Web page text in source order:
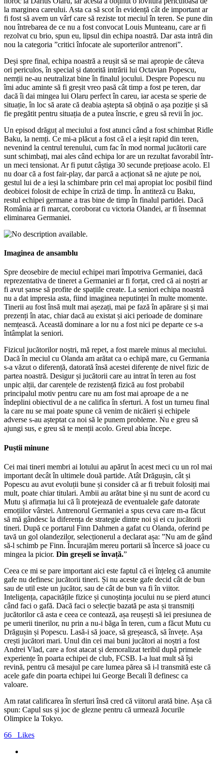
la marginea careului. Asta ca să scot în evidență cât de important ar
fi fost să avem un vârf care să reziste tot meciul în teren. Se pune din
nou întrebarea de ce nu a fost convocat Louis Munteanu, care ar fi
rezolvat cu brio, spun eu, lipsul din echipa noastră. Dar asta intră din
nou la categoria ”critici înfocate ale suporterilor antrenori”.
Deși spre final, echipa noastră a reușit să se mai apropie de câteva
ori periculos, în special și datorită intrării lui Octavian Popescu,
nemții ne-au neutralizat bine în finalul jocului. Despre Popescu nu
îmi aduc aminte să fi greșit vreo pasă cât timp a fost pe teren, dar
dacă îi dai mingea lui Olaru perfect în careu, iar acesta se sperie de
situație, în loc să arate că deabia aștepta să obțină o așa poziție și să
fie pregătit pentru situația de a putea înscrie, e greu să revii în joc.
Un episod drăguț al meciului a fost atunci când a fost schimbat Ridle
Baku, la nemți. Ce mi-a plăcut a fost că el a ieșit rapid din teren,
nevenind la centrul terenului, cum fac în mod normal jucătorii care
sunt schimbați, mai ales când echipa lor are un rezultat favorabil într-
un meci tensionat. Ar fi putut câștiga 30 secunde prețioase acolo. El
nu doar că a fost fair-play, dar parcă a acționat să ne ajute pe noi,
gestul lui de a ieși la schimbare prin cel mai apropiat loc posibil fiind
deobicei folosit de echipe în criză de timp. În antiteză cu Baku,
restul echipei germane a tras bine de timp în finalul partidei. Dacă
România ar fi marcat, coroborat cu victoria Olandei, ar fi însemnat
eliminarea Germaniei.
Imaginea de ansamblu
Spre deosebire de meciul echipei mari împotriva Germaniei, dacă
reprezentativa de tineret a Germaniei ar fi forțat, cred că ai noștri ar
fi avut șanse să profite de spațiile create. La seniori echipa noastră
nu a dat impresia asta, fiind imaginea neputinței în multe momente.
Tinerii au fost însă mult mai așezați, mai pe fază în apărare și și mai
prezenți în atac, chiar dacă au existat și aici perioade de dominare
nemțească. Această dominare a lor nu a fost nici pe departe ce s-a
întâmplat la seniori.
Fizicul jucătorilor noștri, mă repet, a fost marele minus al meciului.
Dacă în meciul cu Olanda am arătat ca o echipă mare, cu Germania
s-a văzut o diferență, datorată însă acestei diferențe de nivel fizic de
partea noastră. Desigur și jucătorii care au intrat în teren au fost
unpic alții, dar carențele de rezistență fizică au fost probabil
principalul motiv pentru care nu am fost mai aproape de a ne
îndeplini obiectivul de a ne califica în sferturi. A fost un turneu final
la care nu se mai poate spune că venim de nicăieri și echipele
adverse s-au așteptat ca noi să le punem probleme. Nu e greu să
ajungi sus, e greu să te menții acolo. Greul abia începe.
Puștii minune
Cei mai tineri membri ai lotului au apărut în acest meci cu un rol mai
important decât în ultimele două partide. Atât Drăgușin, cât și
Popescu au avut evoluții bune și consider că ar fi trebuit folosiți mai
mult, poate chiar titulari. Ambii au arătat bine și nu sunt de acord cu
Mutu și afirmația lui că îi protejează de eventualele gafe datorate
emoțiilor vârstei. Antrenorul Germaniei a spus ceva care m-a făcut
să mă gândesc la diferența de strategie dintre noi și ei cu jucătorii
tineri. După ce portarul Finn Dahmen a gafat cu Olanda, oferind pe
tavă un gol olandezilor, selecționerul a declarat așa: ”Nu am de gând
să-l schimb pe Finn. Încurajăm mereu portarii să încerce să joace cu
mingea la picior. Din greșeli se învață.”
Ceea ce mi se pare important aici este faptul că ei înțeleg că anumite
gafe nu definesc jucătorii tineri. Și nu aceste gafe decid cât de bun
sau de util este un jucător, sau de cât de bun va fi în viitor.
Inteligența, capacitățile fizice și cunoștința jocului nu se pierd atunci
când faci o gafă. Dacă faci o selecție bazată pe asta și transmiți
jucătorilor că asta e ceea ce contează, așa reușești să iei presiunea de
pe umerii tinerilor, nu prin a nu-i băga în teren, cum a făcut Mutu cu
Drăgușin și Popescu. Lasă-i să joace, să greșească, să învețe. Așa
crești jucători mari. Unul din cei mai buni jucători ai noștri a fost
Andrei Vlad, care a fost atacat și demoralizat teribil după primele
experiențe în poarta echipei de club, FCSB. I-a luat mult să își
revină, pentru că mesajul pe care lumea părea să i-l transmită este că
acele gafe din poarta echipei lui George Becali îl definesc ca
valoare.
Am ratat calificarea în sferturi însă cred că viitorul arată bine. Așa că
spun: Capul sus și joc de glezne pentru că urmează Jocurile
Olimpice la Tokyo.
66
Likes